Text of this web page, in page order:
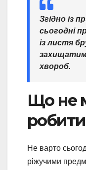
Згідно із
сьогодні
із листя
хвороб.
Що не
Не варто
ріжучими